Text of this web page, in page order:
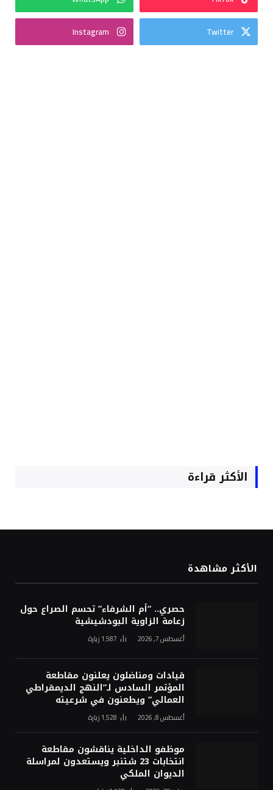
Twitter
Instagram
الأكثر قراءة
الأكثر مشاهدة
حصري.. “أم الشرفاء” تحسم الصراع حول
زعامة الزاوية البودشيشية
أغسطس 7, 2026 1٬587 زيارة
قيادات ومناضلون يعلنون مقاطعة
المؤتمر السادس لـ”النهج الديمقراطي
العمالي” ويطعنون في شرعيته
أغسطس 8, 2026 1٬528 زيارة
موظفو الداخلية يناقشون مقاطعة
انتخابات 23 شتنبر ويستعدون لمراسلة
الديوان الملكي